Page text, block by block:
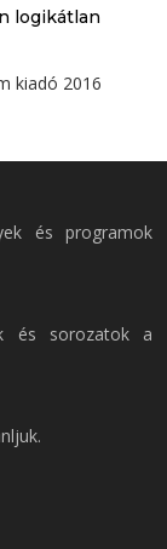
logikátlan
2016
és programok
és sorozatok a